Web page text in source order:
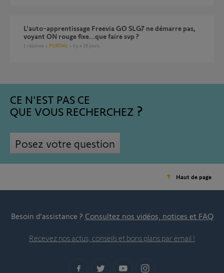
L'auto-apprentissage Freevia GO SLG7 ne démarre pas,
voyant ON rouge fixe...que faire svp ?
1 réponse PORTAIL il y a 28 jours
CE N'EST PAS CE
QUE VOUS RECHERCHEZ
Posez votre question
Haut de page
Besoin d’assistance ? Consultez nos vidéos, notices et FAQ
Recevez nos actus, conseils et bons plans par email !